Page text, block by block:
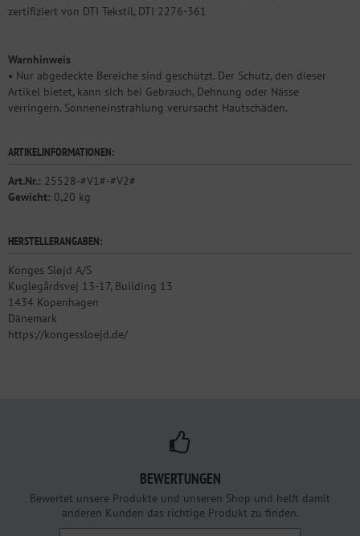
zertifiziert von DTI Tekstil, DTI 2276-361
Warnhinweis
• Nur abgedeckte Bereiche sind geschützt. Der Schutz, den dieser
Artikel bietet, kann sich bei Gebrauch, Dehnung oder Nässe
verringern. Sonneneinstrahlung verursacht Hautschäden.
ARTIKELINFORMATIONEN:
Art.Nr.: 25528-#V1#-#V2#
Gewicht: 0,20 kg
HERSTELLERANGABEN:
Konges Sløjd A/S
Kuglegårdsvej 13-17, Building 13
1434 Kopenhagen
Dänemark
https://kongessloejd.de/
BEWERTUNGEN
Bewertet unsere Produkte und unseren Shop und helft damit
anderen Kunden das richtige Produkt zu finden.